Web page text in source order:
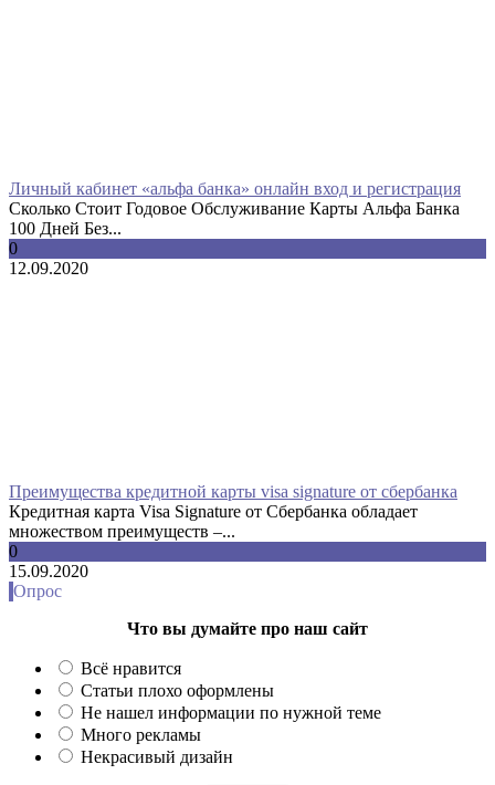
Личный кабинет «альфа банка» онлайн вход и регистрация
Сколько Стоит Годовое Обслуживание Карты Альфа Банка
100 Дней Без...
0
12.09.2020
Преимущества кредитной карты visa signature от сбербанка
Кредитная карта Visa Signature от Сбербанка обладает
множеством преимуществ –...
0
15.09.2020
Опрос
Что вы думайте про наш сайт
Всё нравится
Статьи плохо оформлены
Не нашел информации по нужной теме
Много рекламы
Некрасивый дизайн